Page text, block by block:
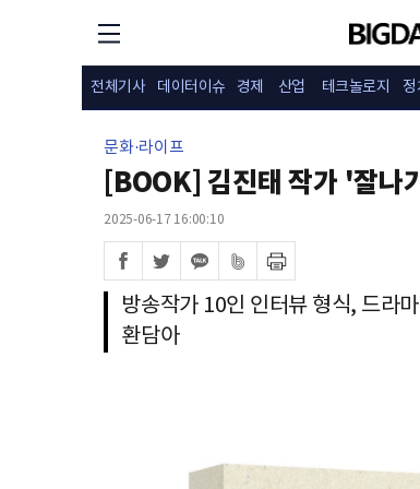
전체기사 데이터이슈 경제 산업 테크놀로지 정
문화·라이프
[BOOK] 김진태 작가 '잘나
2025-06-17 16:00:10
방송작가 10인 인터뷰 형식, 드라
환담아